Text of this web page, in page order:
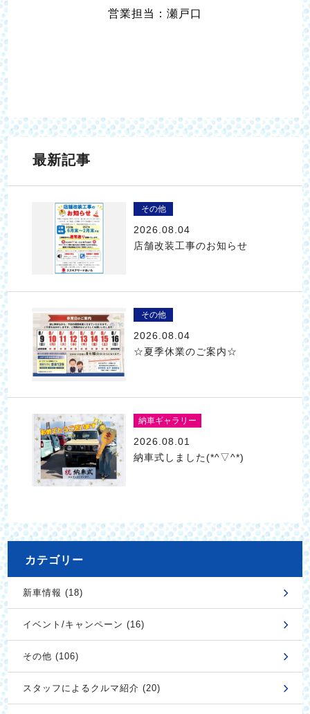
営業担当：瀬戸口
最新記事
その他
2026.08.04
店舗改装工事のお知らせ
その他
2026.08.04
☆夏季休業のご案内☆
納車ギャラリー
2026.08.01
納車式しました(*^▽^*)
カテゴリー
新車情報 (18)
イベント/キャンペーン (16)
その他 (106)
スタッフによるクルマ紹介 (20)